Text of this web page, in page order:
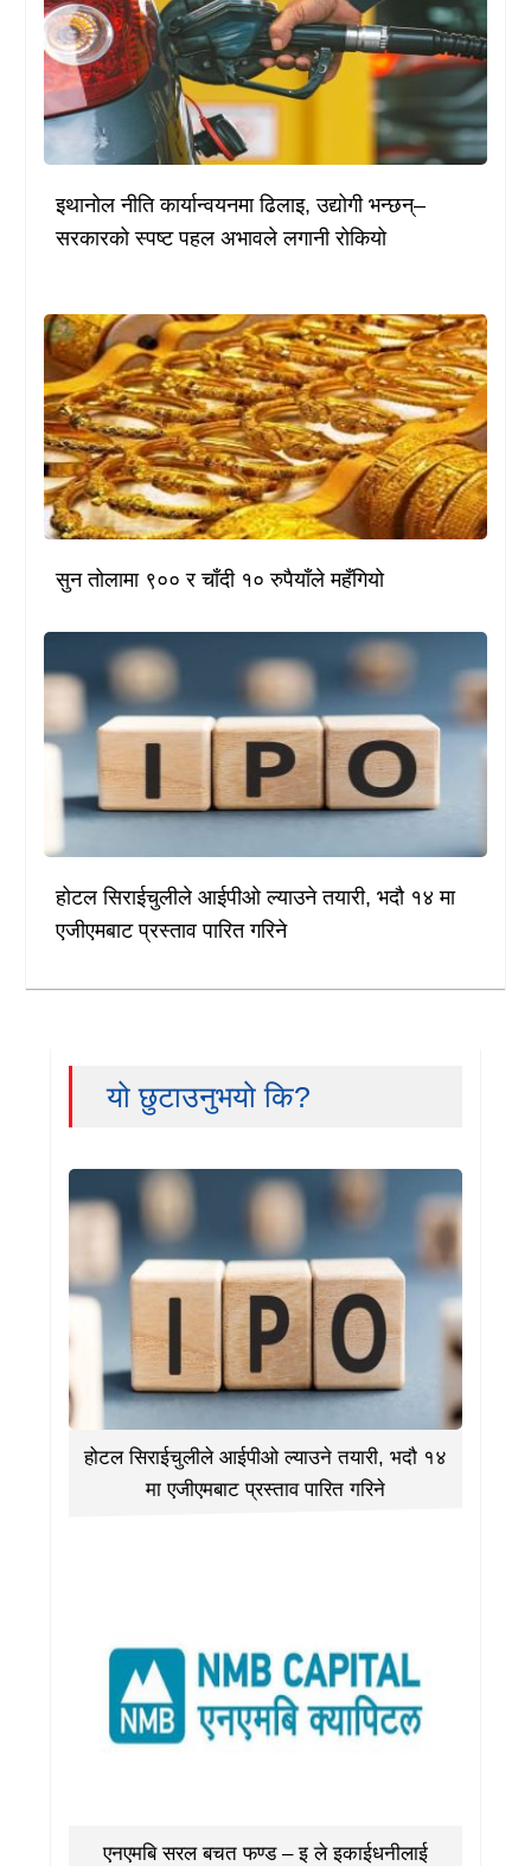
इथानोल नीति कार्यान्वयनमा ढिलाइ, उद्योगी भन्छन्–
सरकारको स्पष्ट पहल अभावले लगानी रोकियो
सुन तोलामा ९०० र चाँदी १० रुपैयाँले महँगियो
होटल सिराईचुलीले आईपीओ ल्याउने तयारी, भदौ १४ मा
एजीएमबाट प्रस्ताव पारित गरिने
यो छुटाउनुभयो कि?
होटल सिराईचुलीले आईपीओ ल्याउने तयारी, भदौ १४
मा एजीएमबाट प्रस्ताव पारित गरिने
एनएमबि सरल बचत फण्ड – इ ले इकाईधनीलाई